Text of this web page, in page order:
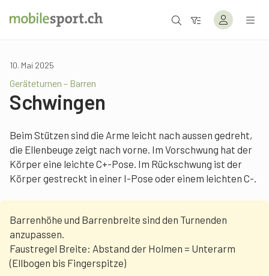
10. Mai 2025
Geräteturnen – Barren
Schwingen
Beim Stützen sind die Arme leicht nach aussen gedreht,
die Ellenbeuge zeigt nach vorne. Im Vorschwung hat der
Körper eine leichte C+-Pose. Im Rückschwung ist der
Körper gestreckt in einer I-Pose oder einem leichten C-.
Barrenhöhe und Barrenbreite sind den Turnenden
anzupassen.
Faustregel Breite: Abstand der Holmen = Unterarm
(Ellbogen bis Fingerspitze)